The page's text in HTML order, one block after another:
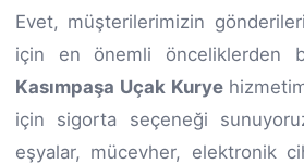
Evet, müşterilerimizin
için en önemli önceliklerden
Kasımpaşa Uçak Kurye
için sigorta seçeneği
eşyalar, mücevher, elektronik